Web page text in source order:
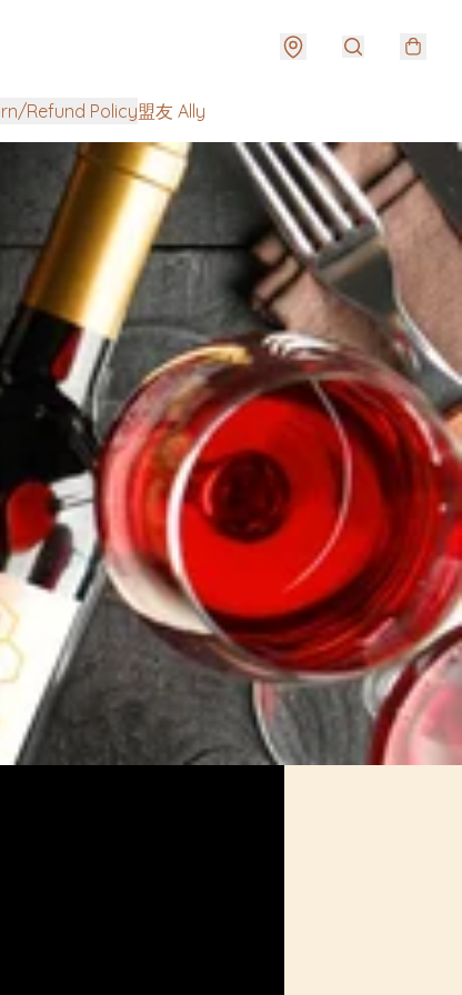
Refund Policy盟友 Ally